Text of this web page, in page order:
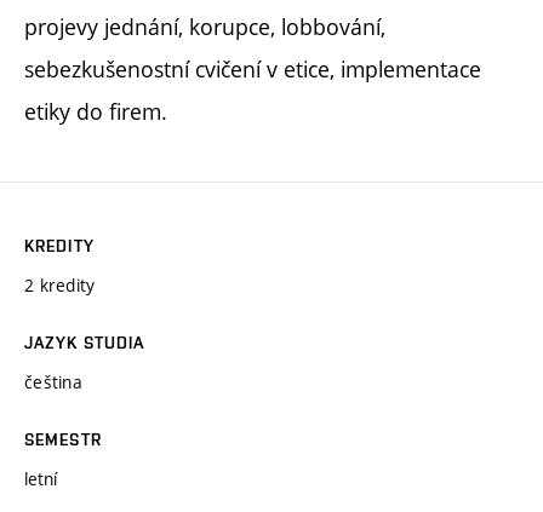
projevy jednání, korupce, lobbování,
sebezkušenostní cvičení v etice, implementace
etiky do firem.
KREDITY
2 kredity
JAZYK STUDIA
čeština
SEMESTR
letní